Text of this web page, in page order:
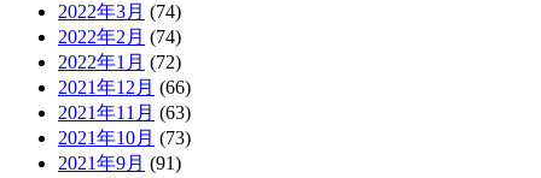
2022年3月 (74)
2022年2月 (74)
2022年1月 (72)
2021年12月 (66)
2021年11月 (63)
2021年10月 (73)
2021年9月 (91)